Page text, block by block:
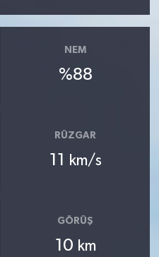
NEM
%88
RÜZGAR
11 km/s
GÖRÜŞ
10 km